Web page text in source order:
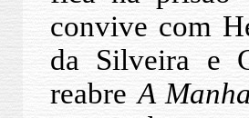
convive com
da Silveira e
reabreA